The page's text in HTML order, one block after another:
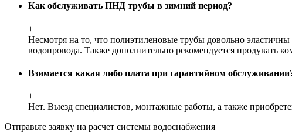
Как обслуживать ПНД трубы в зимний период?
+
Несмотря на то, что полиэтиленовые трубы довольно
водопровода. Также дополнительно рекомендуется продувать
Взимается какая либо плата при гарантийном
+
Нет. Выезд специалистов, монтажные работы, а также
Отправьте заявку на расчет системы водоснабжения